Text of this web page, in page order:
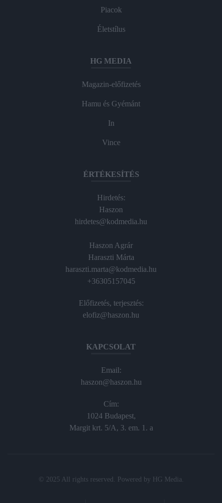
Piacok
Életstílus
HG MEDIA
Magazin-előfizetés
Hamu és Gyémánt
In
Vince
ÉRTÉKESÍTÉS
Hirdetés:
Haszon
hirdetes@kodmedia.hu
Haszon Agrár
Haraszti Márta
haraszti.marta@kodmedia.hu
+36305157045
Előfizetés, terjesztés:
elofiz@haszon.hu
KAPCSOLAT
Email:
haszon@haszon.hu
Cím:
1024 Budapest,
Margit krt. 5/A, 3. em. 1. a
© 2025 All rights reserved. Powered by HG Media